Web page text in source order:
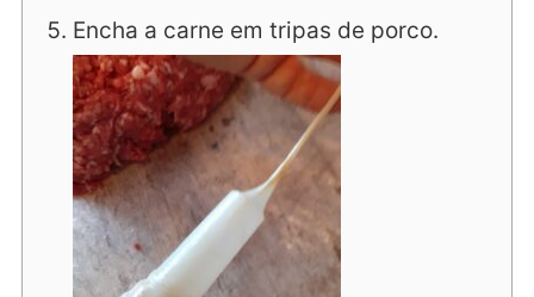
Encha a carne em tripas de porco.